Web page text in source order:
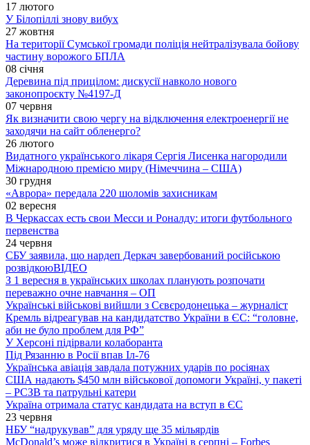
17 лютого
У Білопіллі знову вибух
27 жовтня
На території Сумської громади поліція нейтралізувала бойову
частину ворожого БПЛА
08 січня
Деревина під прицілом: дискусії навколо нового
законопроєкту №4197-Д
07 червня
Як визначити свою чергу на відключення електроенергії не
заходячи на сайт обленерго?
26 лютого
Видатного українського лікаря Сергія Лисенка нагородили
Міжнародною премією миру (Німеччина – США)
30 грудня
«Аврора» передала 220 шоломів захисникам
02 вересня
В Черкассах есть свои Месси и Роналду: итоги футбольного
первенства
24 червня
СБУ заявила, що нардеп Деркач завербований російською
розвідкоюВІДЕО
З 1 вересня в українських школах планують розпочати
переважно очне навчання – ОП
Українські військові вийшли з Сєвєродонецька – журналіст
Кремль відреагував на кандидатство України в ЄС: “головне,
аби не було проблем для РФ”
У Херсоні підірвали колаборанта
Під Рязанню в Росії впав Іл-76
Українська авіація завдала потужних ударів по росіянах
США надають $450 млн військової допомоги Україні, у пакеті
– РСЗВ та патрульні катери
Україна отримала статус кандидата на вступ в ЄС
23 червня
НБУ “надрукував” для уряду ще 35 мільярдів
McDonald’s може відкритися в Україні в серпні – Forbes